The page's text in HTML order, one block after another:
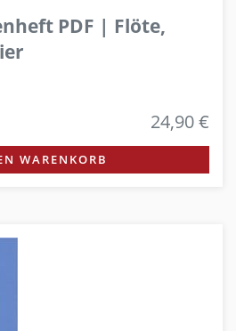
PDF | Flöte,
24,90 €
WARENKORB